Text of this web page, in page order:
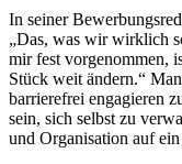
In seiner
„Das, was wir wirklich
mir fest vorgenommen,
Stück weit ändern.“
barrierefrei engagieren
sein, sich selbst zu
und Organisation auf